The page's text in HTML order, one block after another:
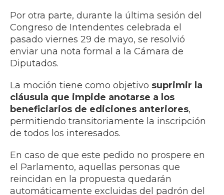
Por otra parte, durante la última sesión del
Congreso de Intendentes celebrada el
pasado viernes 29 de mayo, se resolvió
enviar una nota formal a la Cámara de
Diputados.
La moción tiene como objetivo suprimir la
cláusula que impide anotarse a los
beneficiarios de ediciones anteriores,
permitiendo transitoriamente la inscripción
de todos los interesados.
En caso de que este pedido no prospere en
el Parlamento, aquellas personas que
reincidan en la propuesta quedarán
automáticamente excluidas del padrón del